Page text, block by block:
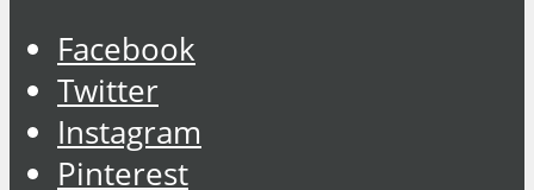
Facebook
Twitter
Instagram
Pinterest